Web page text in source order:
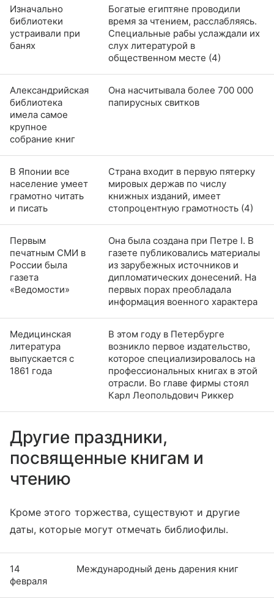
Изначально
библиотеки
устраивали при
банях
Богатые египтяне проводили
время за чтением, расслабляясь.
Специальные рабы услаждали их
слух литературой в
общественном месте (4)
Александрийская
библиотека
имела самое
крупное
собрание книг
Она насчитывала более 700 000
папирусных свитков
В Японии все
население умеет
грамотно читать
и писать
Страна входит в первую пятерку
мировых держав по числу
книжных изданий, имеет
стопроцентную грамотность (4)
Первым
печатным СМИ в
России была
газета
«Ведомости»
Она была создана при Петре I. В
газете публиковались материалы
из зарубежных источников и
дипломатических донесений. На
первых порах преобладала
информация военного характера
Медицинская
литература
выпускается с
1861 года
В этом году в Петербурге
возникло первое издательство,
которое специализировалось на
профессиональных книгах в этой
отрасли. Во главе фирмы стоял
Карл Леопольдович Риккер
Другие праздники,
посвященные книгам и
чтению
Кроме этого торжества, существуют и другие
даты, которые могут отмечать библиофилы.
14
февраля
Международный день дарения книг